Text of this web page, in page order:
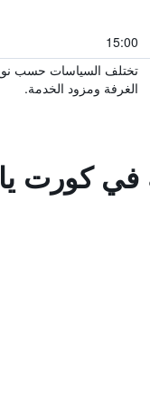
15:00
تختلف السياسات حسب
الغرفة ومزود الخدمة.
في